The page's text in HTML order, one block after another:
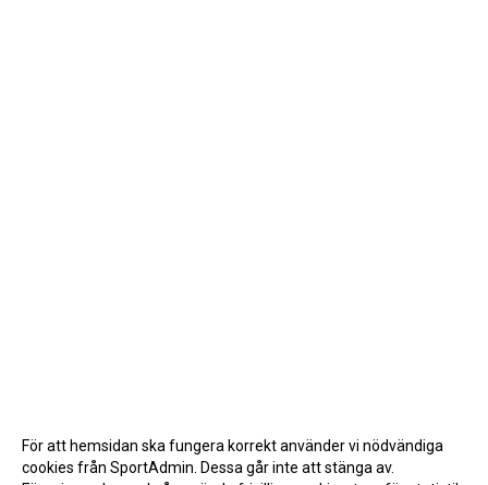
För att hemsidan ska fungera korrekt använder vi nödvändiga
cookies från SportAdmin. Dessa går inte att stänga av.